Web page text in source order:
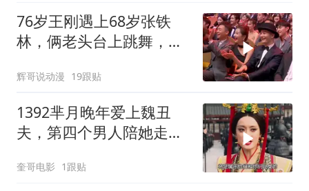
76岁王刚遇上68岁张铁
林，俩老头台上跳舞，笑
辉哥说动漫 19跟贴
1392芈月晚年爱上魏丑
夫，第四个男人陪她走完
局！
奎哥电影 1跟贴